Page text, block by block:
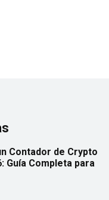
Contador de Crypto
Guía Completa para